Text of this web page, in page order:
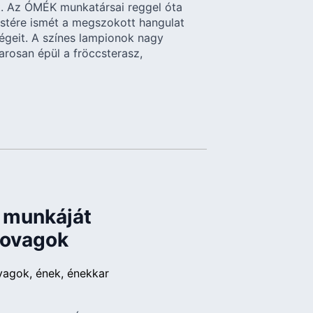
ÓMÉK munkatársai reggel óta
ismét a megszokott hangulat
A színes lampionok nagy
épül a fröccsterasz,
ének énekkar